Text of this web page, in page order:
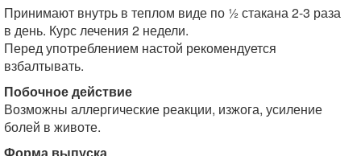
Принимают внутрь в теплом виде по ½ стакана 2-3 раза
в день. Курс лечения 2 недели.
Перед употреблением настой рекомендуется
взбалтывать.
Побочное действие
Возможны аллергические реакции, изжога, усиление
болей в животе.